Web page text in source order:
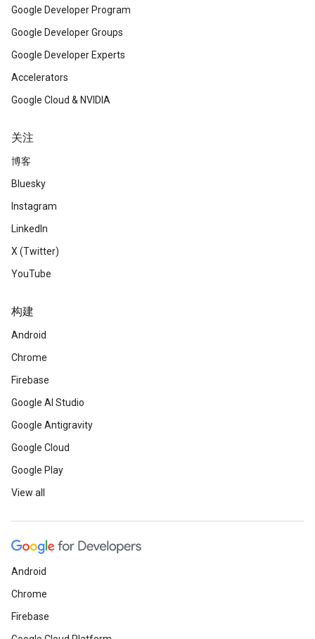
Google Developer Program
Google Developer Groups
Google Developer Experts
Accelerators
Google Cloud & NVIDIA
关注
博客
Bluesky
Instagram
LinkedIn
X (Twitter)
YouTube
构建
Android
Chrome
Firebase
Google AI Studio
Google Antigravity
Google Cloud
Google Play
View all
Android
Chrome
Firebase